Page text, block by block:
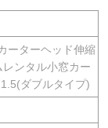
ーターヘッド伸縮
ンタル小窓カー
ダブルタイプ)